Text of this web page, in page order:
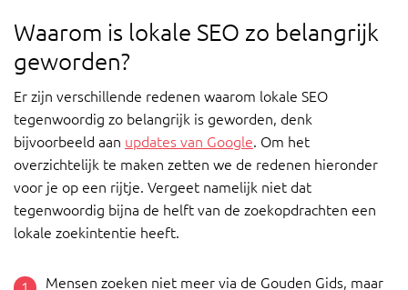
Waarom is lokale SEO zo belangrijk
geworden?
Er zijn verschillende redenen waarom lokale SEO
tegenwoordig zo belangrijk is geworden, denk
bijvoorbeeld aan updates van Google. Om het
overzichtelijk te maken zetten we de redenen hieronder
voor je op een rijtje. Vergeet namelijk niet dat
tegenwoordig bijna de helft van de zoekopdrachten een
lokale zoekintentie heeft.
Mensen zoeken niet meer via de Gouden Gids, maar